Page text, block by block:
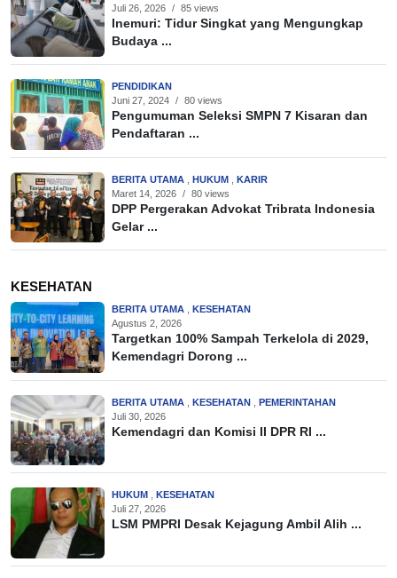
Juli 26, 2026 / 85 views
Inemuri: Tidur Singkat yang Mengungkap
Budaya ...
PENDIDIKAN
Juni 27, 2024 / 80 views
Pengumuman Seleksi SMPN 7 Kisaran dan
Pendaftaran ...
BERITA UTAMA HUKUM
KARIR
Maret 14, 2026 / 80 views
DPP Pergerakan Advokat Tribrata Indonesia
Gelar ...
KESEHATAN
BERITA UTAMA
KESEHATAN
Agustus 2, 2026
Targetkan 100% Sampah Terkelola di 2029,
Kemendagri Dorong ...
BERITA UTAMA KESEHATAN
PEMERINTAHAN
Juli 30, 2026
Kemendagri dan Komisi II DPR RI ...
HUKUM
KESEHATAN
Juli 27, 2026
LSM PMPRI Desak Kejagung Ambil Alih ...